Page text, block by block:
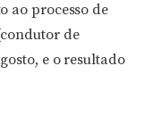
ao processo de
de
e o resultado